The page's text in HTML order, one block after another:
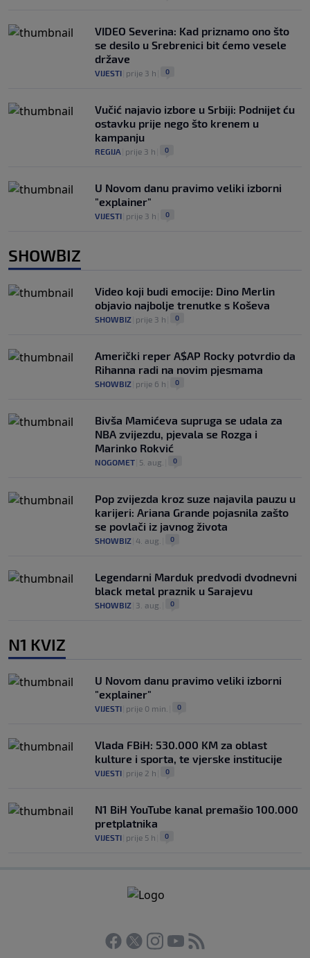
VIDEO Severina: Kad priznamo ono što
se desilo u Srebrenici bit ćemo vesele
države
VIJESTI prije 3 h 0
Vučić najavio izbore u Srbiji: Podnijet ću
ostavku prije nego što krenem u
kampanju
REGIJA prije 3 h 0
U Novom danu pravimo veliki izborni
"explainer"
VIJESTI prije 3 h 0
SHOWBIZ
Video koji budi emocije: Dino Merlin
objavio najbolje trenutke s Koševa
SHOWBIZ prije 3 h 0
Američki reper A$AP Rocky potvrdio da
Rihanna radi na novim pjesmama
SHOWBIZ prije 6 h 0
Bivša Mamićeva supruga se udala za
NBA zvijezdu, pjevala se Rozga i
Marinko Rokvić
NOGOMET 5. aug. 0
Pop zvijezda kroz suze najavila pauzu u
karijeri: Ariana Grande pojasnila zašto
se povlači iz javnog života
SHOWBIZ 4. aug. 0
Legendarni Marduk predvodi dvodnevni
black metal praznik u Sarajevu
SHOWBIZ 3. aug. 0
N1 KVIZ
U Novom danu pravimo veliki izborni
"explainer"
VIJESTI prije 0 min. 0
Vlada FBiH: 530.000 KM za oblast
kulture i sporta, te vjerske institucije
VIJESTI prije 2 h 0
N1 BiH YouTube kanal premašio 100.000
pretplatnika
VIJESTI prije 5 h 0